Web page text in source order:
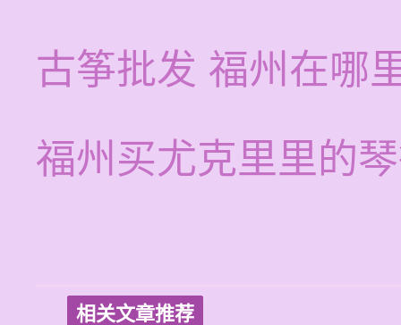
古筝批发 福州在哪
福州买尤克里里的
相关文章推荐